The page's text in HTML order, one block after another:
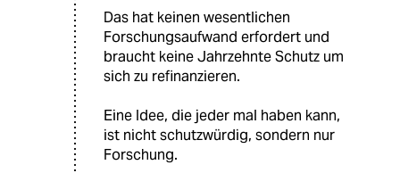
Das hat keinen wesentlichen
Forschungsaufwand erfordert und
braucht keine Jahrzehnte Schutz um
sich zu refinanzieren.
Eine Idee, die jeder mal haben kann,
ist nicht schutzwürdig, sondern nur
Forschung.